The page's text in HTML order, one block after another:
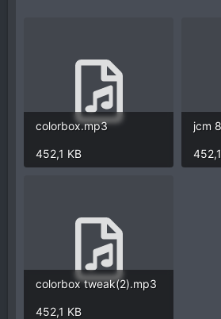
colorbox.mp3
452,1 KB
jcm
colorbox tweak(2).mp3
452,1 KB